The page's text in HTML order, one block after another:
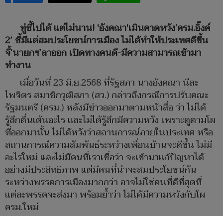
ทู่ซี้ไปได้ แต่ไม่นาน! 'อังคณา'เมินคาดหวัง‘ครม.อิ๊งค์
2’ ชี้มีแต่สมประโยชน์การเมือง ไม่ได้ทำให้ประเทศดีขึ้น
จี้‘นายกฯ’ลาออก เปิดทางคนดี-มีความสามารถเข้ามา
ทำงาน
เมื่อวันที่ 23 มิ.ย.2568 ที่รัฐสภา นางอังคณา นีละ
ไพจิตร สมาชิกวุฒิสภา (สว.) กล่าวถึงกรณีการปรับคณะ
รัฐมนตรี (ครม.) หลังมีข่าวออกมาตามหน้าสื่อ ว่า ไม่ได้
รู้สึกตื่นเต้นอะไร และไม่ได้รู้สึกมีความหวัง เพราะดูตามโผ
ที่ออกมานั้น ไม่ได้หวังว่าสถานการณ์ภายในประเทศ หรือ
สถานการณ์ความสัมพันธ์ระหว่างเพื่อนบ้านจะดีขึ้น ไม่มี
อะไรใหม่ และไม่มีคนที่เราเชื่อว่า จะเข้ามาแก้ปัญหาได้
อย่างมีประสิทธิภาพ แต่มีคนที่น่าจะสมประโยชน์กัน
ระหว่างพรรคการเมืองมากกว่า อาจไม่ใช่คนที่ดีที่สุดที่
แต่ละพรรคจะส่งมา พร้อมย้ำว่า ไม่ได้มีความหวังกับโผ
ครม.ใหม่